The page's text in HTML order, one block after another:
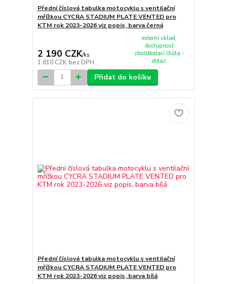
Přední číslová tabulka motocyklu s ventilační
mřížkou CYCRA STADIUM PLATE VENTED pro
KTM rok 2023-2026 viz popis, barva černá
2 190 CZK/ks
1 810 CZK bez DPH
externí sklad,
dostupnost
zboží/dodací lhůta -
dotaz
Přidat do košíku
Přední číslová tabulka motocyklu s ventilační
mřížkou CYCRA STADIUM PLATE VENTED pro
KTM rok 2023-2026 viz popis, barva bílá